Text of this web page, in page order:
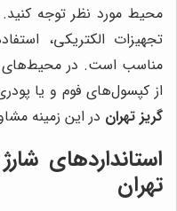
محیط مورد نظر توجه
مناسب است. در محیط‌های
از کپسول‌های فوم و یا
گریز تهران در این زمینه
استانداردهای
تهران